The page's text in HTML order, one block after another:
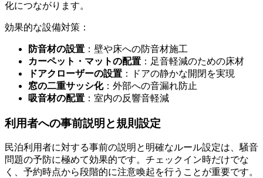
化につながります。
効果的な設備対策：
防音材の設置 ：壁や床への防音材施工
カーペット・マットの配置 ：足音軽減のための床材
ドアクローザーの設置 ：ドアの静かな開閉を実現
窓の二重サッシ化：外部への音漏れ防止
吸音材の配置 ：室内の反響音軽減
利用者への事前説明と規則設定
民泊利用者に対する事前の説明と明確なルール設定は、騒音
問題の予防に極めて効果的です。チェックイン時だけでな
く、予約時点から段階的に注意喚起を行うことが重要です。